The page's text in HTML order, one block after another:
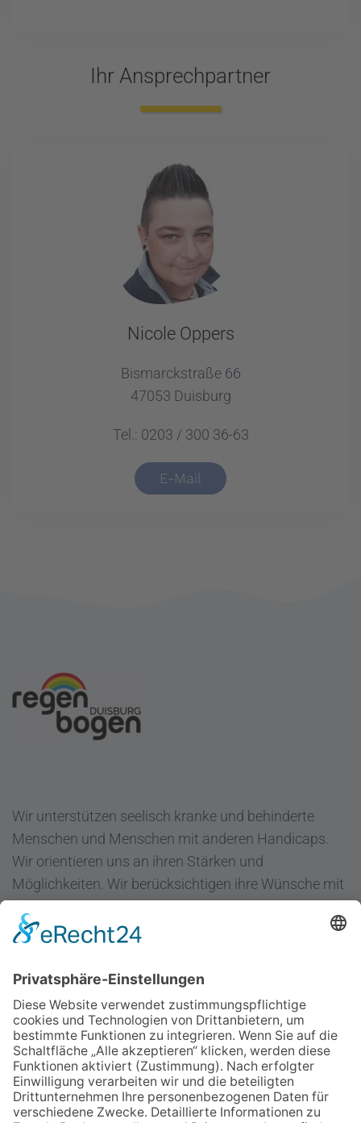
Ihr Ansprechpartner
Nicole Oppers
Bismarckstraße 66
47053 Duisburg
Tel.: 0203 / 300 36-63
E-Mail
Wir unterstützen seelisch kranke und behinderte
Menschen und Menschen mit anderen Handicaps.
Wir orientieren uns an ihren Stärken und
Möglichkeiten. Wir berücksichtigen ihre Wünsche mit
dem Ziel "Hilfe zur Selbsthilfe".
Regenbogen Duisburg gGmbH
47051 Duisburg
Telefon 0203/300 36-0
Fax 0203/300 36-20
info@regenbogen-duisburg.de
Facebook